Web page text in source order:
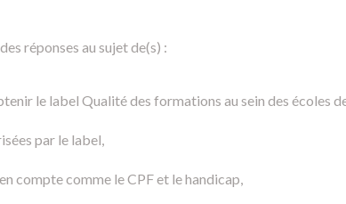
des réponses au sujet de(s) :
le label Qualité des formations au sein des écoles
par le label,
compte comme le CPF et le handicap,